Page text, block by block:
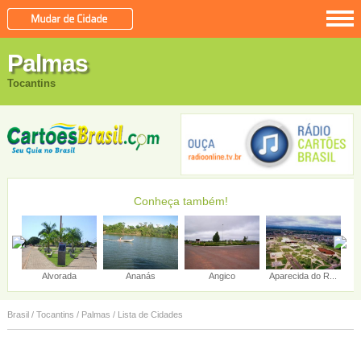
Palmas
Tocantins
Conheça também!
Alvorada Ananás Angico Aparecida do R...
Brasil/ Tocantins / Palmas / Lista de Cidades